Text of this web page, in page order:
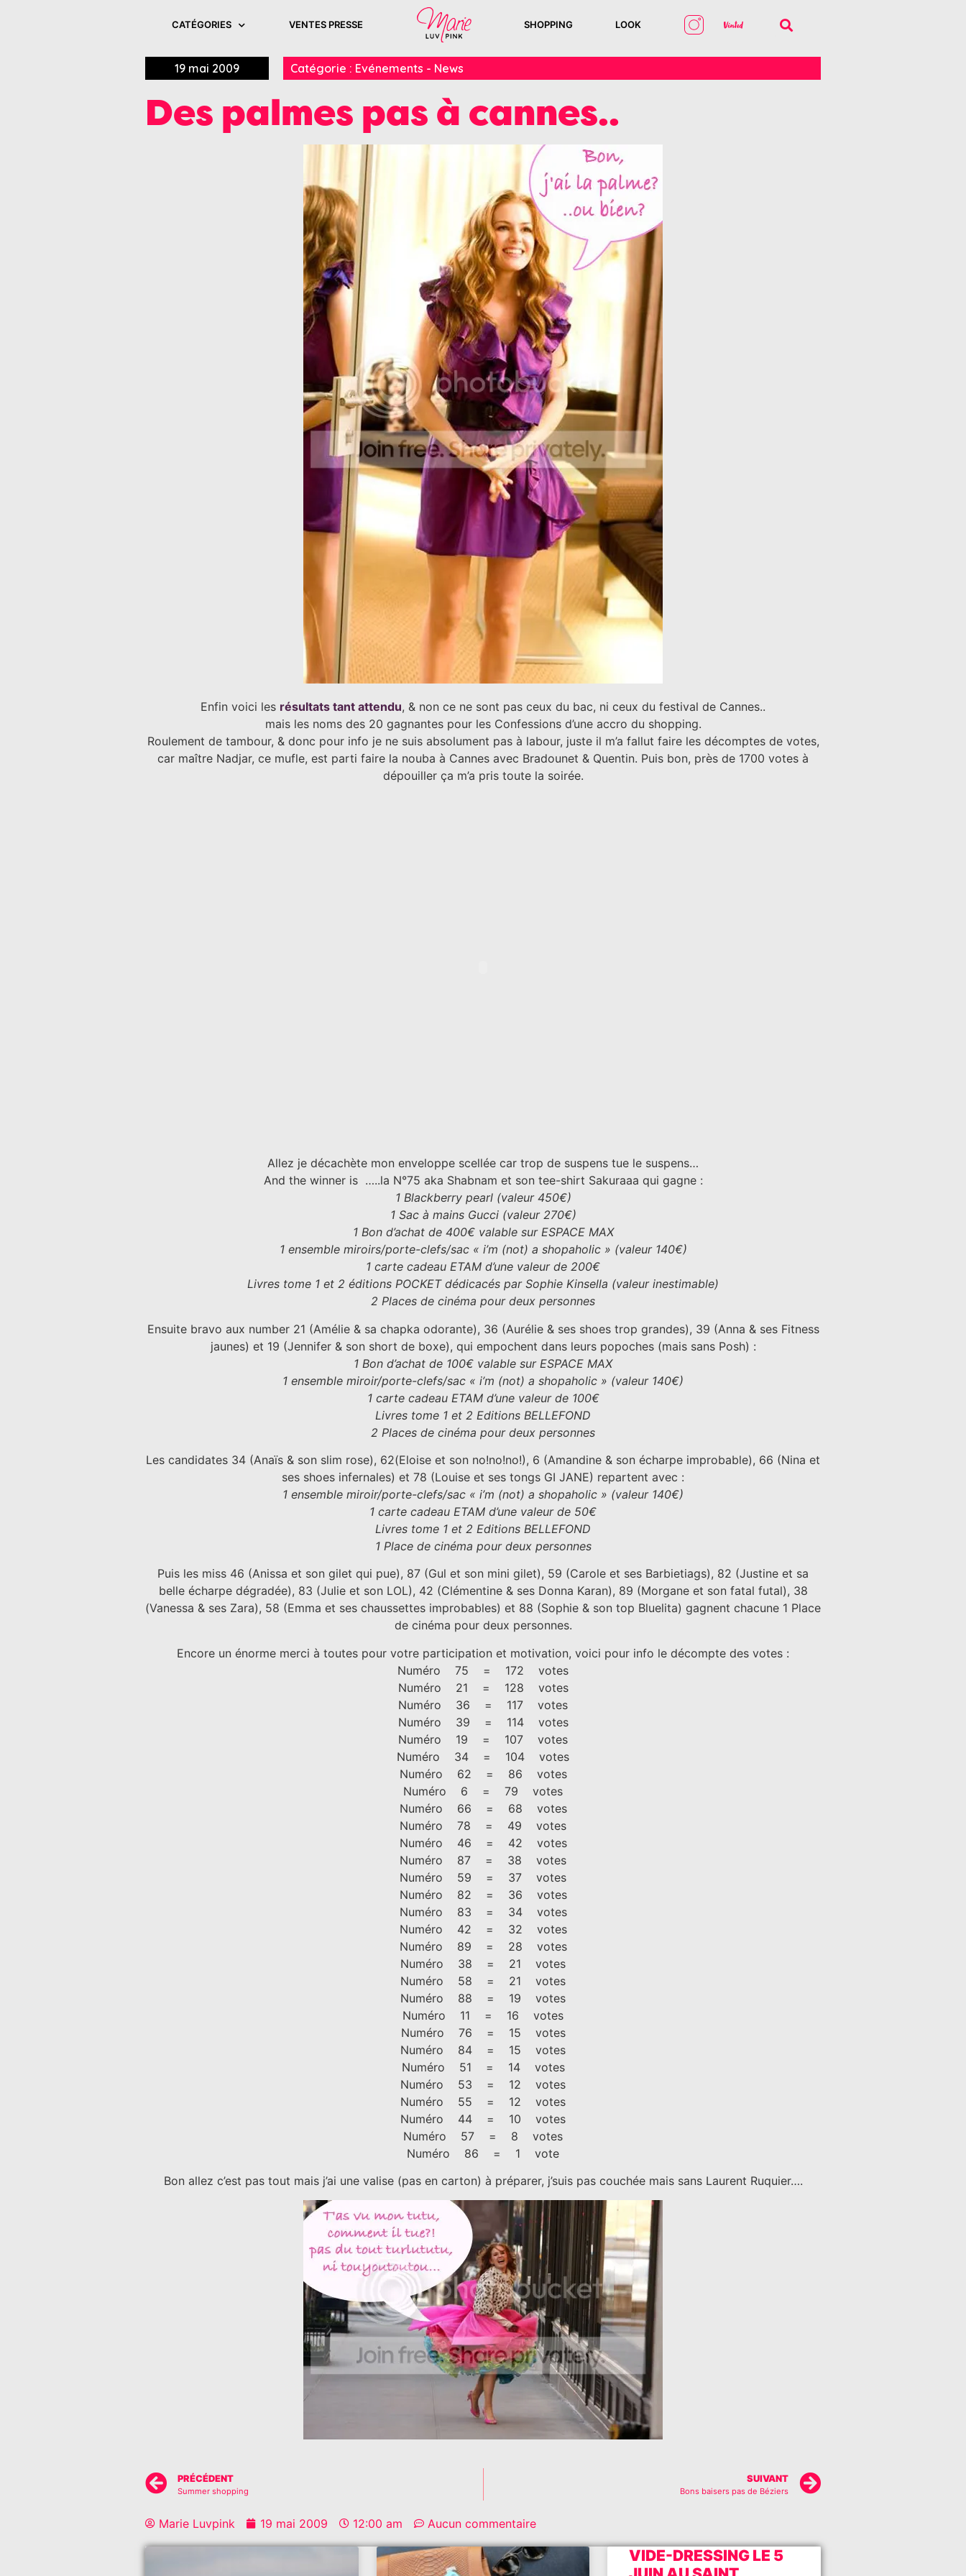
CATÉGORIES VENTES PRESSE SHOPPING LOOK
19 mai 2009 Catégorie : Evénements - News
Des palmes pas à cannes..
Enfin voici les résultats tant attendu, & non ce ne sont pas ceux du bac, ni ceux du festival de Cannes..
mais les noms des 20 gagnantes pour les Confessions d’une accro du shopping.
Roulement de tambour, & donc pour info je ne suis absolument pas à labour, juste il m’a fallut faire les décomptes de votes,
car maître Nadjar, ce mufle, est parti faire la nouba à Cannes avec Bradounet & Quentin. Puis bon, près de 1700 votes à
dépouiller ça m’a pris toute la soirée.
Allez je décachète mon enveloppe scellée car trop de suspens tue le suspens…
And the winner is …..la N°75 aka Shabnam et son tee-shirt Sakuraaa qui gagne :
1 Blackberry pearl (valeur 450€)
1 Sac à mains Gucci (valeur 270€)
1 Bon d’achat de 400€ valable sur ESPACE MAX
1 ensemble miroirs/porte-clefs/sac « i’m (not) a shopaholic » (valeur 140€)
1 carte cadeau ETAM d’une valeur de 200€
Livres tome 1 et 2 éditions POCKET dédicacés par Sophie Kinsella (valeur inestimable)
2 Places de cinéma pour deux personnes
Ensuite bravo aux number 21 (Amélie & sa chapka odorante), 36 (Aurélie & ses shoes trop grandes), 39 (Anna & ses Fitness
jaunes) et 19 (Jennifer & son short de boxe), qui empochent dans leurs popoches (mais sans Posh) :
1 Bon d’achat de 100€ valable sur ESPACE MAX
1 ensemble miroir/porte-clefs/sac « i’m (not) a shopaholic » (valeur 140€)
1 carte cadeau ETAM d’une valeur de 100€
Livres tome 1 et 2 Editions BELLEFOND
2 Places de cinéma pour deux personnes
Les candidates 34 (Anaïs & son slim rose), 62(Eloise et son no!no!no!), 6 (Amandine & son écharpe improbable), 66 (Nina et
ses shoes infernales) et 78 (Louise et ses tongs GI JANE) repartent avec :
1 ensemble miroir/porte-clefs/sac « i’m (not) a shopaholic » (valeur 140€)
1 carte cadeau ETAM d’une valeur de 50€
Livres tome 1 et 2 Editions BELLEFOND
1 Place de cinéma pour deux personnes
Puis les miss 46 (Anissa et son gilet qui pue), 87 (Gul et son mini gilet), 59 (Carole et ses Barbietiags), 82 (Justine et sa
belle écharpe dégradée), 83 (Julie et son LOL), 42 (Clémentine & ses Donna Karan), 89 (Morgane et son fatal futal), 38
(Vanessa & ses Zara), 58 (Emma et ses chaussettes improbables) et 88 (Sophie & son top Bluelita) gagnent chacune 1 Place
de cinéma pour deux personnes.
Encore un énorme merci à toutes pour votre participation et motivation, voici pour info le décompte des votes :
Numéro 75 = 172 votes
Numéro 21 = 128 votes
Numéro 36 = 117 votes
Numéro 39 = 114 votes
Numéro 19 = 107 votes
Numéro 34 = 104 votes
Numéro 62 = 86 votes
Numéro 6 = 79 votes
Numéro 66 = 68 votes
Numéro 78 = 49 votes
Numéro 46 = 42 votes
Numéro 87 = 38 votes
Numéro 59 = 37 votes
Numéro 82 = 36 votes
Numéro 83 = 34 votes
Numéro 42 = 32 votes
Numéro 89 = 28 votes
Numéro 38 = 21 votes
Numéro 58 = 21 votes
Numéro 88 = 19 votes
Numéro 11 = 16 votes
Numéro 76 = 15 votes
Numéro 84 = 15 votes
Numéro 51 = 14 votes
Numéro 53 = 12 votes
Numéro 55 = 12 votes
Numéro 44 = 10 votes
Numéro 57 = 8 votes
Numéro 86 = 1 vote
Bon allez c’est pas tout mais j’ai une valise (pas en carton) à préparer, j’suis pas couchée mais sans Laurent Ruquier….
PRÉCÉDENT
Summer shopping
SUIVANT
Bons baisers pas de Béziers
Marie Luvpink 19 mai 2009 12:00 am Aucun commentaire
VIDE-DRESSING LE 5